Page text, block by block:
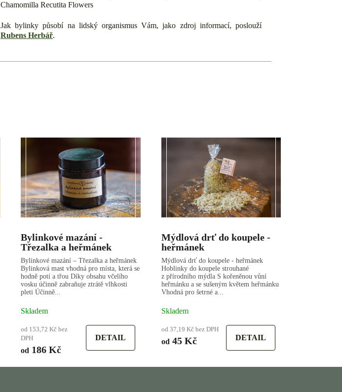
Chamomilla Recutita Flowers
Jak bylinky působí na lidský organismus Vám, jako zdroj informací, poslouží
Rubens Herbář.
Bylinkové mazání -
Třezalka a heřmánek
Bylinkové mazání – Třezalka a heřmánek
Bylinková mast vhodná pro místa, která se
hodně potí a třou Díky obsahu včelího
vosku účinně zabraňuje ztrátě vlhkosti
pleti Účinně...
Skladem
od 153,72 Kč bez
DPH
od 186 Kč
DETAIL
Mýdlová drť do koupele -
heřmánek
Mýdlová drť do koupele - heřmánek
Hoblinky do koupele strouhané
z přírodního mýdla S kořeněnou vůní
heřmánku a se sušeným květem heřmánku
Vhodná pro šetrné a...
Skladem
od 37,19 Kč bez DPH
od 45 Kč DETAIL